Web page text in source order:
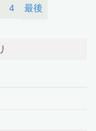
4 最後